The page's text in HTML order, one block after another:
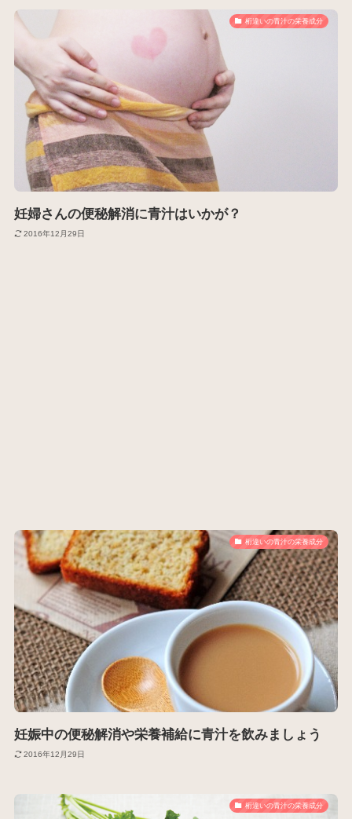
桁違いの青汁の栄養成分
妊婦さんの便秘解消に青汁はいかが？
2016年12月29日
桁違いの青汁の栄養成分
妊娠中の便秘解消や栄養補給に青汁を飲みましょう
2016年12月29日
桁違いの青汁の栄養成分